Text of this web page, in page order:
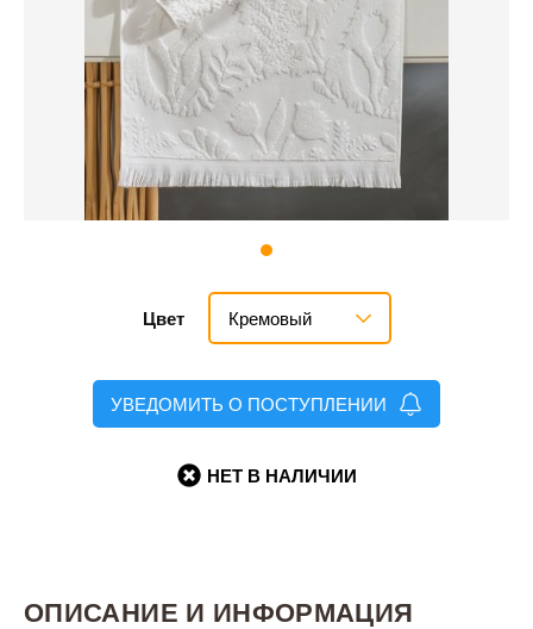
Цвет Кремовый
УВЕДОМИТЬ О ПОСТУПЛЕНИИ
НЕТ В НАЛИЧИИ
ОПИСАНИЕ И ИНФОРМАЦИЯ